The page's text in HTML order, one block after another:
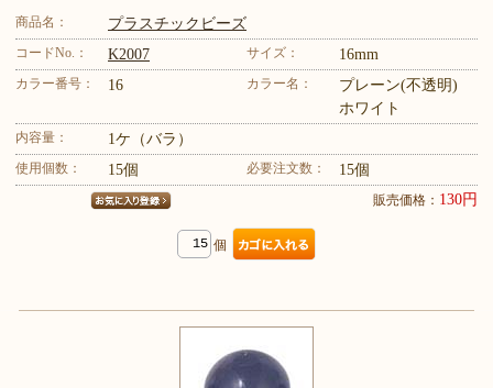
商品名： プラスチックビーズ
コードNo.： K2007 サイズ： 16mm
カラー番号： 16 カラー名：
プレーン(不透明)
ホワイト
内容量： 1ケ（バラ）
使用個数： 15個 必要注文数： 15個
販売価格： 130円
個